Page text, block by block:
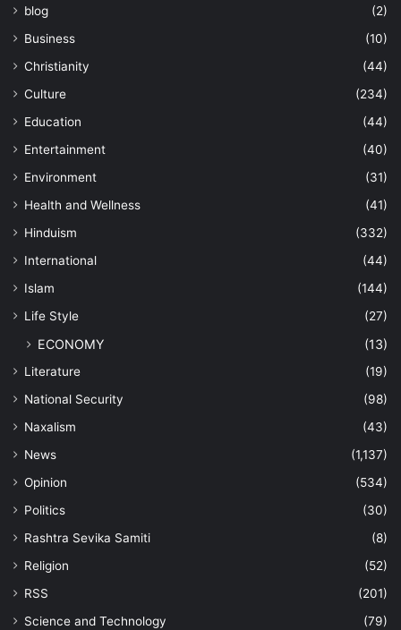
blog
(2)
Business
(10)
Christianity
(44)
Culture
(234)
Education
(44)
Entertainment
(40)
Environment
(31)
Health and Wellness
(41)
Hinduism
(332)
International
(44)
Islam
(144)
Life Style
(27)
ECONOMY (13)
Literature
(19)
National Security
(98)
Naxalism
(43)
News
(1,137)
Opinion
(534)
Politics
(30)
Rashtra Sevika Samiti
(8)
Religion
(52)
RSS
(201)
Science and Technology
(79)